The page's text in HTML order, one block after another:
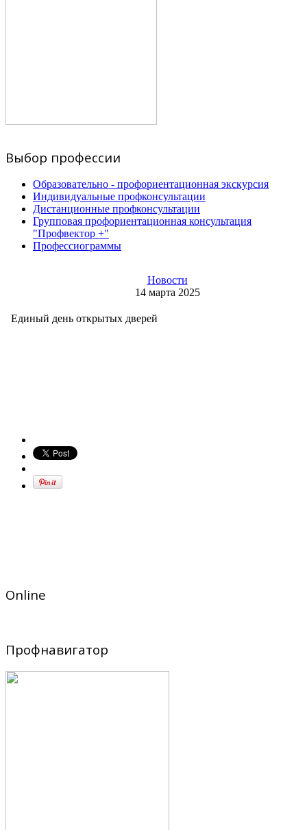
Выбор профессии
Образовательно - профориентационная экскурсия
Индивидуальные профконсультации
Дистанционные профконсультации
Групповая профориентационная консультация
"Профвектор +"
Профессиограммы
Новости
14 марта 2025
Единый день открытых дверей
Online
Профнавигатор